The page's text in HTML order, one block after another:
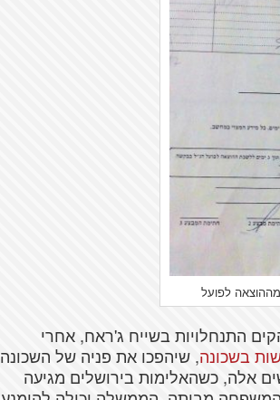
לפועל
התנחלויות בשייח ג'ראח, אחרי
בשכונה, שיהפכו את פניה של השכונה
אלה, כשהאלימות בירושלים מגיעה